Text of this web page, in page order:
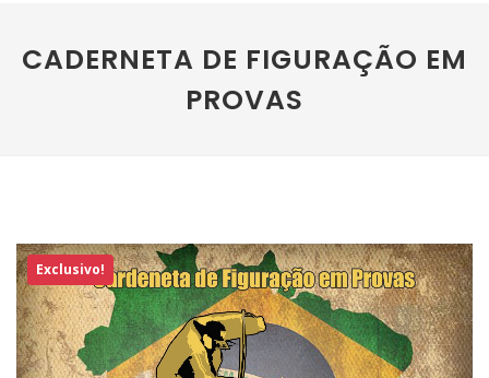
CADERNETA DE FIGURAÇÃO EM
PROVAS
Exclusivo!